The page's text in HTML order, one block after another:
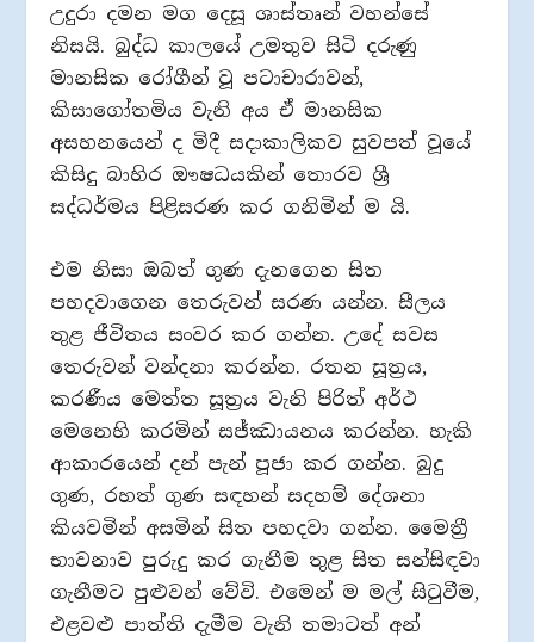
උදුරා දමන මග දෙසූ ශාස්තෘන් වහන්සේ
නිසයි. බුද්ධ කාලයේ උමතුව සිටි දරුණු
මානසික රෝගීන් වූ පටාචාරාවන්,
කිසාගෝතමිය වැනි අය ඒ මානසික
අසහනයෙන් ද මිදී සදාකාලිකව සුවපත් වූයේ
කිසිදු බාහිර ඖෂධයකින් තොරව ශ්‍රී
සද්ධර්මය පිළිසරණ කර ගනිමින් ම යි.
එම නිසා ඔබත් ගුණ දැනගෙන සිත
පහදවාගෙන තෙරුවන් සරණ යන්න. සීලය
තුළ ජීවිතය සංවර කර ගන්න. උදේ සවස
තෙරුවන් වන්දනා කරන්න. රතන සූත්‍රය,
කරණීය මෙත්ත සූත්‍රය වැනි පිරිත් අර්ථ
මෙනෙහි කරමින් සජ්ඣායනය කරන්න. හැකි
ආකාරයෙන් දන් පැන් පූජා කර ගන්න. බුදු
ගුණ, රහත් ගුණ සඳහන් සදහම් දේශනා
කියවමින් අසමින් සිත පහදවා ගන්න. මෛත්‍රී
භාවනාව පුරුදු කර ගැනීම තුළ සිත සන්සිඳවා
ගැනීමට පුළුවන් වේවි. එමෙන් ම මල් සිටුවීම,
එළවළු පාත්ති දැමීම වැනි තමාටත් අන්